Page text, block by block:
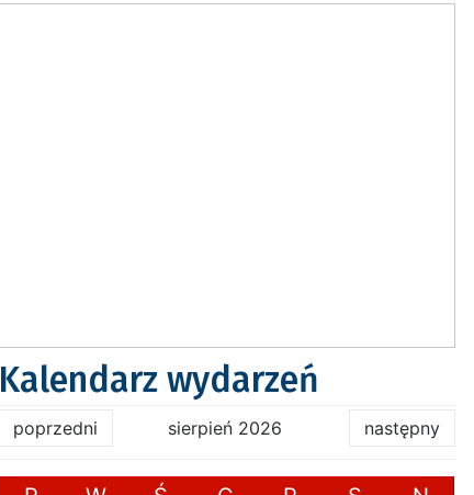
Kalendarz wydarzeń
poprzedni sierpień 2026 następny